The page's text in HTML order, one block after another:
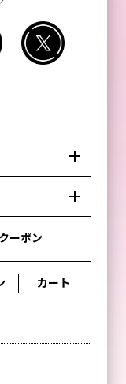
クーポン
カート